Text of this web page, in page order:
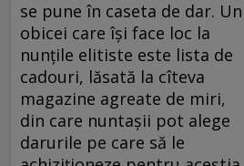
se pune în caseta de dar. Un
obicei care îşi face loc la
nunţile elitiste este lista de
cadouri, lăsată la cîteva
magazine agreate de miri,
din care nuntaşii pot alege
darurile pe care să le